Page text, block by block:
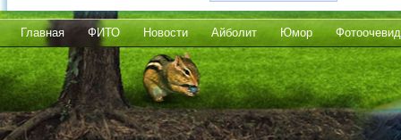
Главная ФИТО Новости Айболит Юмор